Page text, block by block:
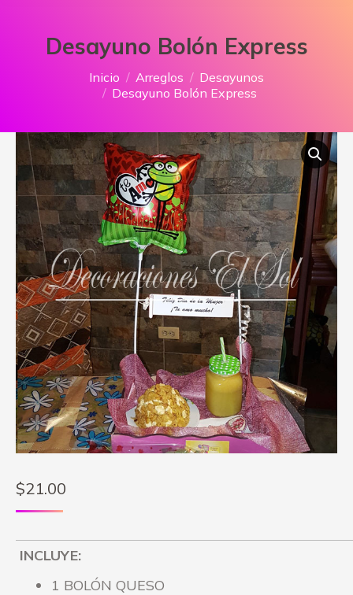
Desayuno Bolón Express
Inicio Arreglos
Desayunos
Desayuno Bolón Express
$21.00
INCLUYE:
1 BOLÓN QUESO